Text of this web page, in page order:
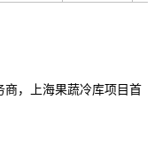
商，上海果蔬冷库项目首